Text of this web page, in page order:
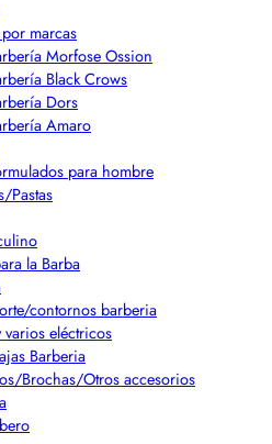
marcas
Morfose Ossion
Black Crows
Dors
Amaro
para hombre
Pastas
la Barba
contornos barberia
varios eléctricos
Barberia
Brochas/Otros accesorios